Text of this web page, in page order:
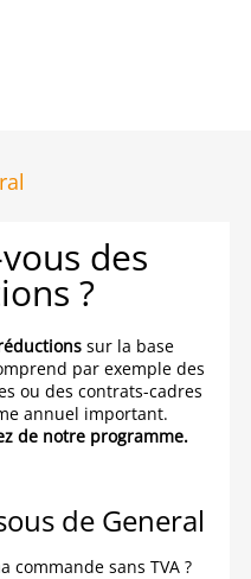
des
?
sur la base
par exemple des
ou des contrats-cadres
annuel important.
de notre programme.
de General
commande sans TVA ?